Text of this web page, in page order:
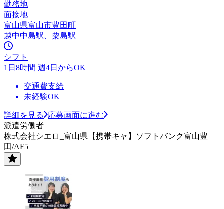
勤務地
面接地
富山県富山市豊田町
越中中島駅、粟島駅
シフト
1日8時間 週4日からOK
交通費支給
未経験OK
詳細を見る
応募画面に進む
派遣労働者
株式会社シエロ_富山県【携帯キャ】ソフトバンク富山豊
田/AF5